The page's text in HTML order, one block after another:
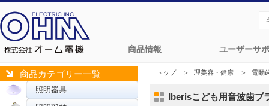
商品情報 ユーザーサ
商品カテゴリー一覧
照明器具
トップ＞ 理美容・健康 ＞ 電動
Iberisこども用音波歯ブ